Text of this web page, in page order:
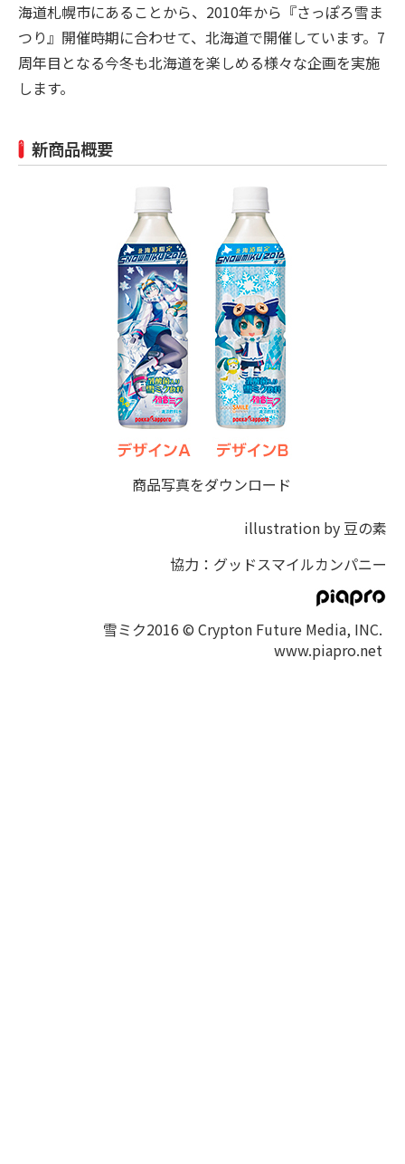
海道札幌市にあることから、2010年から『さっぽろ雪ま
つり』開催時期に合わせて、北海道で開催しています。7
周年目となる今冬も北海道を楽しめる様々な企画を実施
します。
新商品概要
商品写真をダウンロード
illustration by 豆の素
協力：グッドスマイルカンパニー
雪ミク2016 © Crypton Future Media, INC.
www.piapro.net
乳酸菌入り雪ミク飲料 SNOW MIKU 2016ラベ